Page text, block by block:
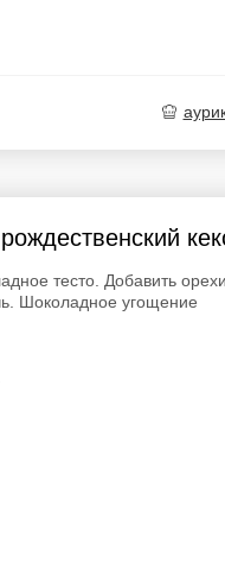
тесто. Добавить
Шоколадное угощение